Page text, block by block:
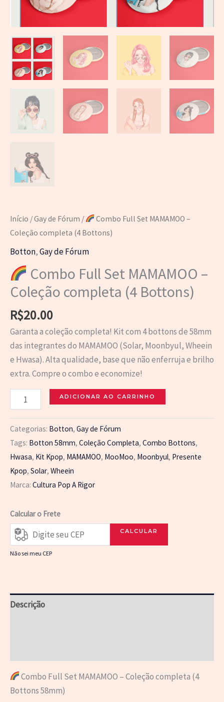
Início /Gay de Fórum /
Combo Full Set MAMAMOO –
Coleção completa (4 Bottons)
Botton,Gay de Fórum
Combo Full Set MAMAMOO –
Coleção completa (4 Bottons)
R$20.00
Garanta a coleção completa! Kit com 4 bottons de 58mm
das integrantes do MAMAMOO (Solar, Moonbyul, Wheein
e Hwasa). Alta qualidade, base que não enferruja e brilho
extra. Compre o combo e economize!
Combo
Full
Set
MAMAMOO
-
Coleção
(4
Bottons)
quantidade
ADICIONAR AO CARRINHO
Categorias: Botton, Gay de Fórum
Tags: Botton 58mm, Coleção Completa, Combo Bottons,
Hwasa, Kit Kpop, MAMAMOO, MooMoo, Moonbyul, Presente
Kpop, Solar, Wheein
Marca: Cultura Pop A Rigor
Calcular o Frete
CALCULAR
Não sei meu CEP
Descrição
Combo Full Set MAMAMOO – Coleção completa (4
Bottons 58mm)